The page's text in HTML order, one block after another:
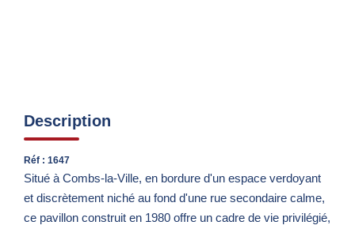
Description
Réf : 1647
Situé à Combs-la-Ville, en bordure d'un espace verdoyant
et discrètement niché au fond d'une rue secondaire calme,
ce pavillon construit en 1980 offre un cadre de vie privilégié,